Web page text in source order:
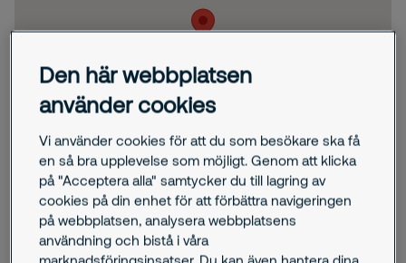
Den här webbplatsen
använder cookies
Vi använder cookies för att du som besökare ska få
en så bra upplevelse som möjligt. Genom att klicka
på "Acceptera alla" samtycker du till lagring av
cookies på din enhet för att förbättra navigeringen
på webbplatsen, analysera webbplatsens
användning och bistå i våra